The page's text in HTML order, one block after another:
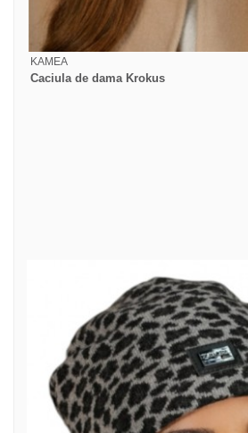
KAMEA
Caciula de dama Krokus